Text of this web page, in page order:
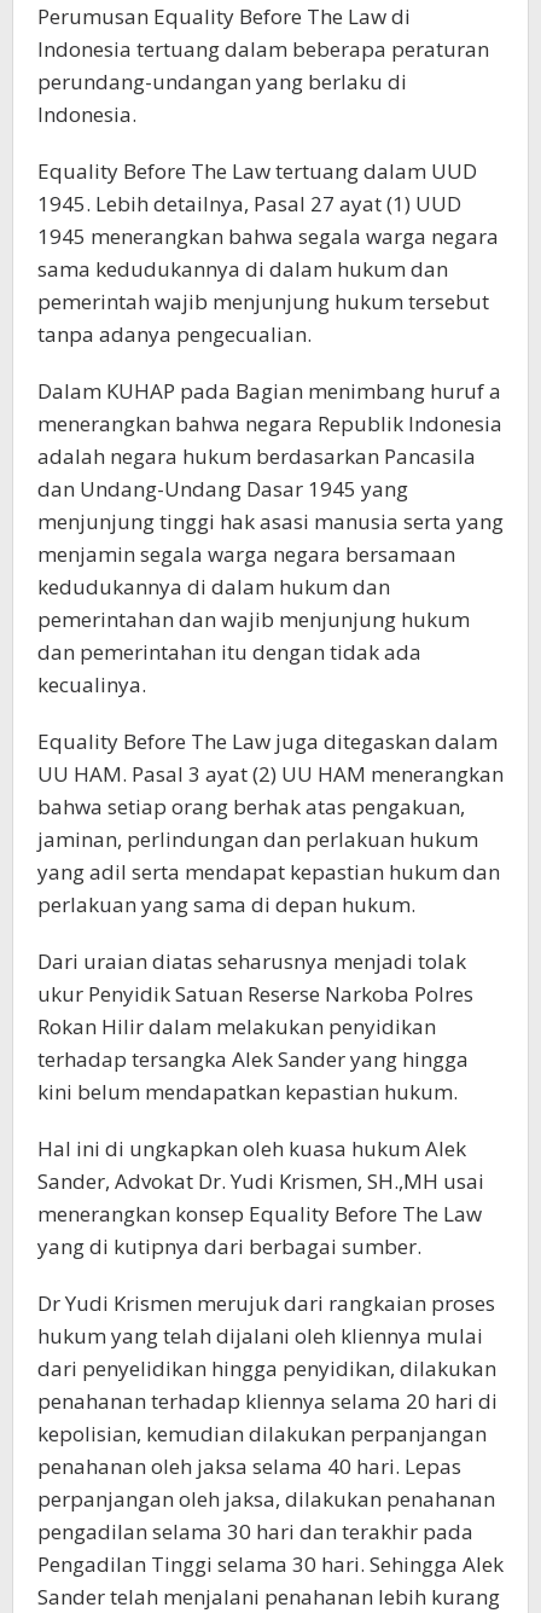
Perumusan Equality Before The Law di
Indonesia tertuang dalam beberapa peraturan
perundang-undangan yang berlaku di
Indonesia.
Equality Before The Law tertuang dalam UUD
1945. Lebih detailnya, Pasal 27 ayat (1) UUD
1945 menerangkan bahwa segala warga negara
sama kedudukannya di dalam hukum dan
pemerintah wajib menjunjung hukum tersebut
tanpa adanya pengecualian.
Dalam KUHAP pada Bagian menimbang huruf a
menerangkan bahwa negara Republik Indonesia
adalah negara hukum berdasarkan Pancasila
dan Undang-Undang Dasar 1945 yang
menjunjung tinggi hak asasi manusia serta yang
menjamin segala warga negara bersamaan
kedudukannya di dalam hukum dan
pemerintahan dan wajib menjunjung hukum
dan pemerintahan itu dengan tidak ada
kecualinya.
Equality Before The Law juga ditegaskan dalam
UU HAM. Pasal 3 ayat (2) UU HAM menerangkan
bahwa setiap orang berhak atas pengakuan,
jaminan, perlindungan dan perlakuan hukum
yang adil serta mendapat kepastian hukum dan
perlakuan yang sama di depan hukum.
Dari uraian diatas seharusnya menjadi tolak
ukur Penyidik Satuan Reserse Narkoba Polres
Rokan Hilir dalam melakukan penyidikan
terhadap tersangka Alek Sander yang hingga
kini belum mendapatkan kepastian hukum.
Hal ini di ungkapkan oleh kuasa hukum Alek
Sander, Advokat Dr. Yudi Krismen, SH.,MH usai
menerangkan konsep Equality Before The Law
yang di kutipnya dari berbagai sumber.
Dr Yudi Krismen merujuk dari rangkaian proses
hukum yang telah dijalani oleh kliennya mulai
dari penyelidikan hingga penyidikan, dilakukan
penahanan terhadap kliennya selama 20 hari di
kepolisian, kemudian dilakukan perpanjangan
penahanan oleh jaksa selama 40 hari. Lepas
perpanjangan oleh jaksa, dilakukan penahanan
pengadilan selama 30 hari dan terakhir pada
Pengadilan Tinggi selama 30 hari. Sehingga Alek
Sander telah menjalani penahanan lebih kurang